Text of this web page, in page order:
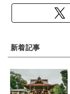
新着記事